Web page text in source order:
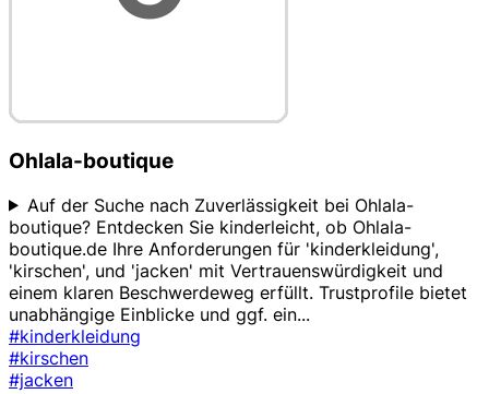
Ohlala-boutique
Auf der Suche nach Zuverlässigkeit bei Ohlala-
boutique? Entdecken Sie kinderleicht, ob Ohlala-
boutique.de Ihre Anforderungen für 'kinderkleidung',
'kirschen', und 'jacken' mit Vertrauenswürdigkeit und
einem klaren Beschwerdeweg erfüllt. Trustprofile bietet
unabhängige Einblicke und ggf. ein...
#kinderkleidung
#kirschen
#jacken